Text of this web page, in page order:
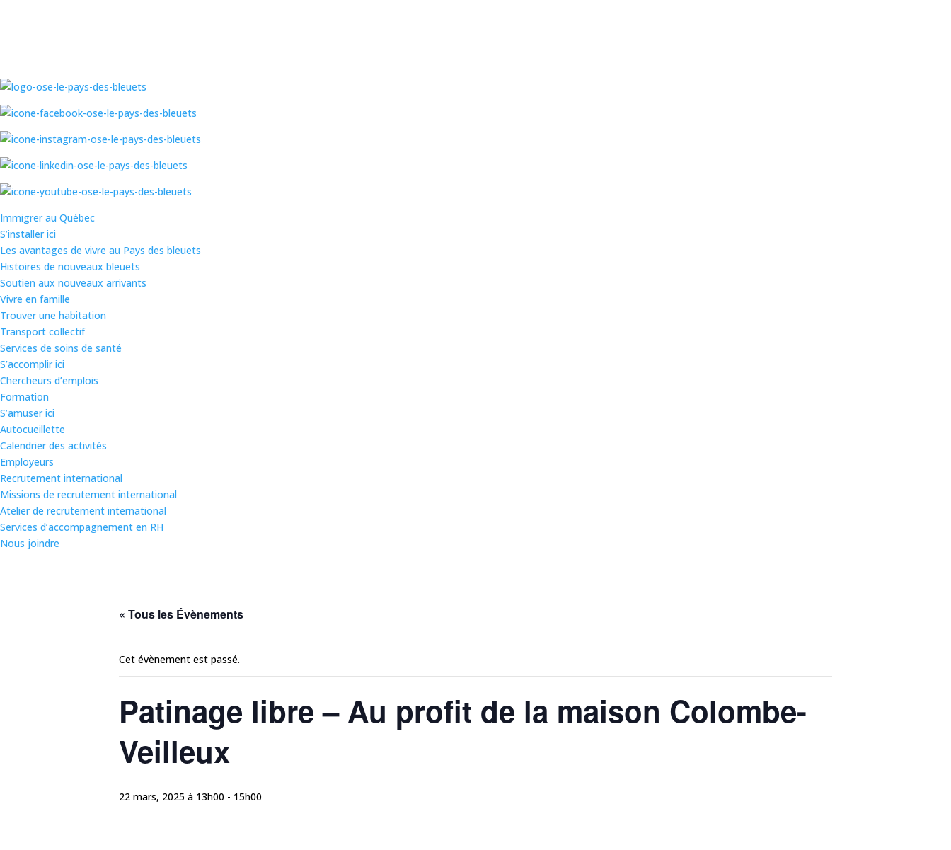
Immigrer au Québec
S’installer ici
Les avantages de vivre au Pays des bleuets
Histoires de nouveaux bleuets
Soutien aux nouveaux arrivants
Vivre en famille
Trouver une habitation
Transport collectif
Services de soins de santé
S’accomplir ici
Chercheurs d’emplois
Formation
S’amuser ici
Autocueillette
Calendrier des activités
Employeurs
Recrutement international
Missions de recrutement international
Atelier de recrutement international
Services d’accompagnement en RH
Nous joindre
« Tous les Évènements
Cet évènement est passé.
Patinage libre – Au profit de la maison Colombe-
Veilleux
22 mars, 2025 à 13h00 - 15h00